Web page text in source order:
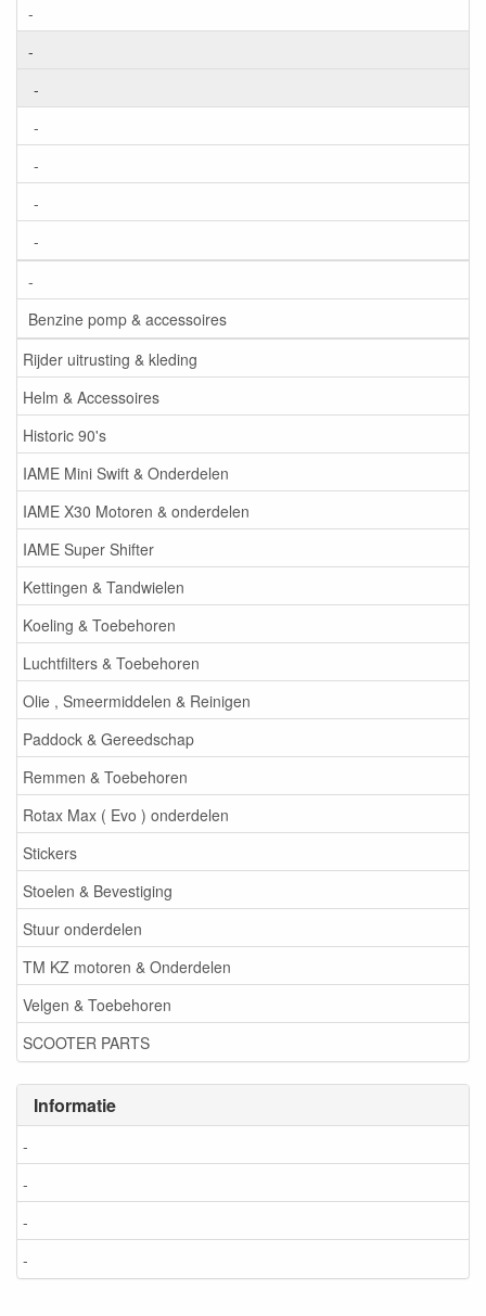
-
-
-
-
-
-
-
-
Benzine pomp & accessoires
Rijder uitrusting & kleding
Helm & Accessoires
Historic 90's
IAME Mini Swift & Onderdelen
IAME X30 Motoren & onderdelen
IAME Super Shifter
Kettingen & Tandwielen
Koeling & Toebehoren
Luchtfilters & Toebehoren
Olie , Smeermiddelen & Reinigen
Paddock & Gereedschap
Remmen & Toebehoren
Rotax Max ( Evo ) onderdelen
Stickers
Stoelen & Bevestiging
Stuur onderdelen
TM KZ motoren & Onderdelen
Velgen & Toebehoren
SCOOTER PARTS
Informatie
-
-
-
-